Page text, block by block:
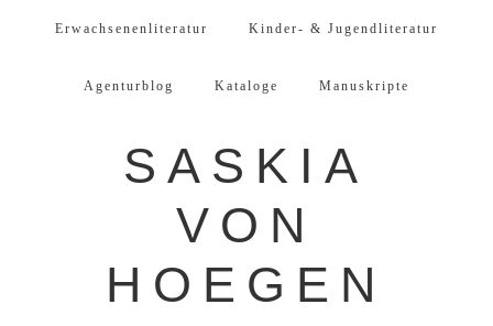
Erwachsenenliteratur Kinder- & Jugendliteratur
Agenturblog Kataloge Manuskripte
SASKIA
VON
HOEGEN